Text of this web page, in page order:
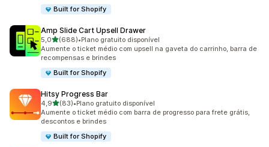
Built for Shopify
Amp Slide Cart Upsell Drawer
5,0de 5 estrelas
(688)
688 avaliações ao todo
•Plano gratuito disponível
Aumente o ticket médio com upsell na gaveta do carrinho, barra de
recompensas e brindes
Built for Shopify
Hitsy Progress Bar
4,9de 5 estrelas
(83)
83 avaliações ao todo
•Plano gratuito disponível
Aumente o ticket médio com barra de progresso para frete grátis,
descontos e brindes
Built for Shopify